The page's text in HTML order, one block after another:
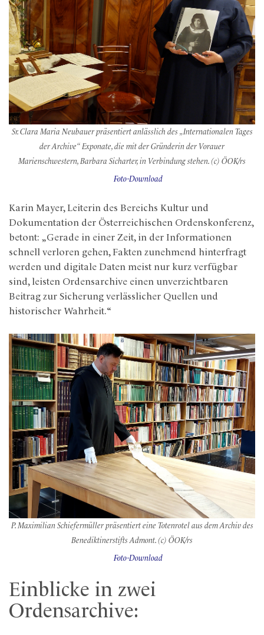
Sr. Clara Maria Neubauer präsentiert anlässlich des „Internationalen Tages
der Archive“ Exponate, die mit der Gründerin der Vorauer
Marienschwestern, Barbara Sicharter, in Verbindung stehen. (c) ÖOK/rs
Foto-Download
Karin Mayer, Leiterin des Bereichs Kultur und
Dokumentation der Österreichischen Ordenskonferenz,
betont: „Gerade in einer Zeit, in der Informationen
schnell verloren gehen, Fakten zunehmend hinterfragt
werden und digitale Daten meist nur kurz verfügbar
sind, leisten Ordensarchive einen unverzichtbaren
Beitrag zur Sicherung verlässlicher Quellen und
historischer Wahrheit.“
P. Maximilian Schiefermüller präsentiert eine Totenrotel aus dem Archiv des
Benediktinerstifts Admont. (c) ÖOK/rs
Foto-Download
Einblicke in zwei
Ordensarchive: